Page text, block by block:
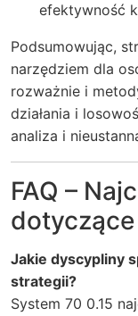
efektywność
Podsumowując,
narzędziem dla
rozważnie i
działania i
analiza i
FAQ –
Jakie dyscypliny
strategii?
System 70 0.15